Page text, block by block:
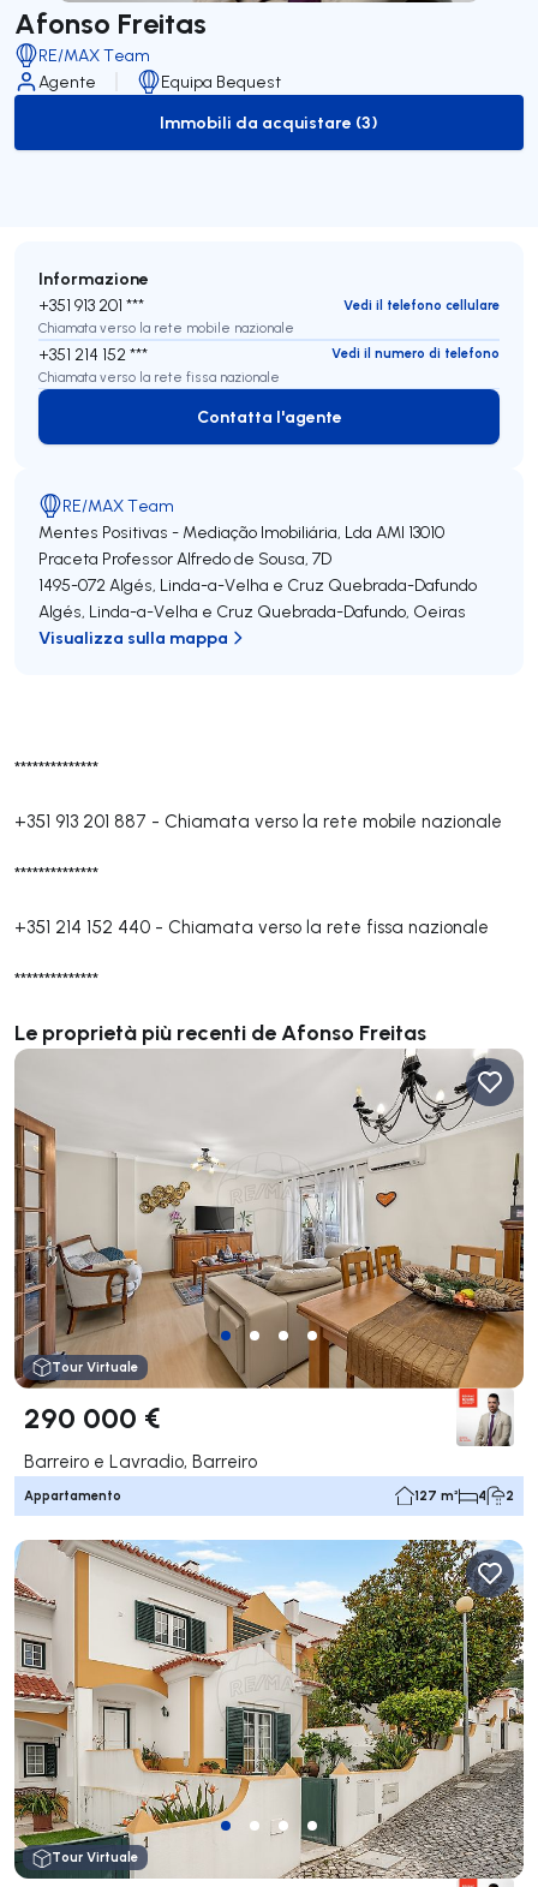
Afonso Freitas
RE/MAX Team
Agente
Equipa Bequest
to-buy-listing
Immobili da acquistare (3)
**************
+351 913 201 887 - Chiamata verso la rete mobile nazionale
**************
+351 214 152 440 - Chiamata verso la rete fissa nazionale
**************
Le proprietà più recenti de Afonso Freitas
Tour Virtuale
290 000 €
Barreiro e Lavradio, Barreiro
Appartamento 127 m² 4 2
Tour Virtuale
Informazione
+351 913 201 ***
Vedi il telefono cellulare
Chiamata verso la rete mobile nazionale
+351 214 152 ***
Vedi il numero di telefono
Chiamata verso la rete fissa nazionale
Contatta l'agente
Contatta l'agente
RE/MAX Team
Mentes Positivas - Mediação Imobiliária, Lda AMI 13010
Praceta Professor Alfredo de Sousa, 7D
1495-072Algés, Linda-a-Velha e Cruz Quebrada-Dafundo
Algés, Linda-a-Velha e Cruz Quebrada-Dafundo, Oeiras
Visualizza sulla mappa